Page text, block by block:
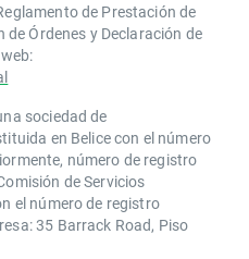
de Prestación de
de Órdenes y Declaración de
sociedad de
en Belice con el número
número de registro
de Servicios
el número de registro
35 Barrack Road, Piso